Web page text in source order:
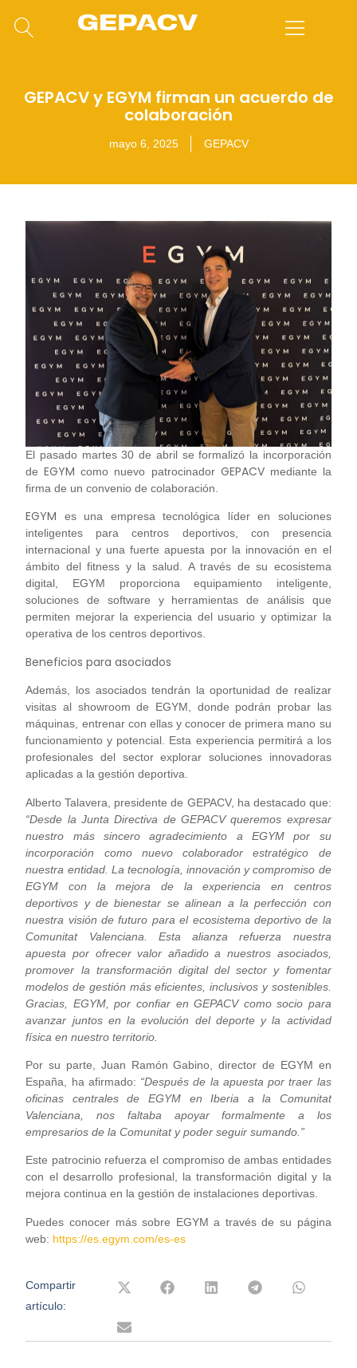
GEPACV y EGYM firman un acuerdo de
colaboración
mayo 6, 2025 GEPACV
El pasado martes 30 de abril se formalizó la incorporación
deEGYM como nuevo patrocinador GEPACVmediante la
firma de un convenio de colaboración.
EGYM es una empresa tecnológica líder en soluciones
inteligentes para centros deportivos, con presencia
internacional y una fuerte apuesta por la innovación en el
ámbito del fitness y la salud. A través de su ecosistema
digital, EGYM proporciona equipamiento inteligente,
soluciones de software y herramientas de análisis que
permiten mejorar la experiencia del usuario y optimizar la
operativa de los centros deportivos.
Beneficios para asociados
Además, los asociados tendrán la oportunidad de realizar
visitas al showroom de EGYM, donde podrán probar las
máquinas, entrenar con ellas y conocer de primera mano su
funcionamiento y potencial. Esta experiencia permitirá a los
profesionales del sector explorar soluciones innovadoras
aplicadas a la gestión deportiva.
Alberto Talavera, presidente de GEPACV, ha destacado que:
“Desde la Junta Directiva de GEPACV queremos expresar
nuestro más sincero agradecimiento a EGYM por su
incorporación como nuevo colaborador estratégico de
nuestra entidad. La tecnología, innovación y compromiso de
EGYM con la mejora de la experiencia en centros
deportivos y de bienestar se alinean a la perfección con
nuestra visión de futuro para el ecosistema deportivo de la
Comunitat Valenciana. Esta alianza refuerza nuestra
apuesta por ofrecer valor añadido a nuestros asociados,
promover la transformación digital del sector y fomentar
modelos de gestión más eficientes, inclusivos y sostenibles.
Gracias, EGYM, por confiar en GEPACV como socio para
avanzar juntos en la evolución del deporte y la actividad
física en nuestro territorio.
Por su parte, Juan Ramón Gabino, director de EGYM en
España, ha afirmado: “Después de la apuesta por traer las
oficinas centrales de EGYM en Iberia a la Comunitat
Valenciana, nos faltaba apoyar formalmente a los
empresarios de la Comunitat y poder seguir sumando.”
Este patrocinio refuerza el compromiso de ambas entidades
con el desarrollo profesional, la transformación digital y la
mejora continua en la gestión de instalaciones deportivas.
Puedes conocer más sobre EGYM a través de su página
web: https://es.egym.com/es-es
Compartir
artículo: